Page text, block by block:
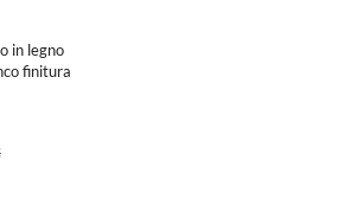
in legno
finitura